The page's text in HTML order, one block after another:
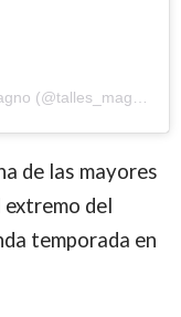
de las mayores
extremo del
temporada en